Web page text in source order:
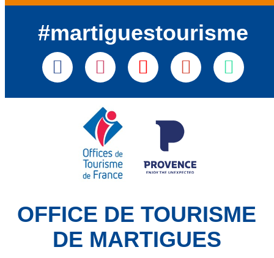
#martiguestourisme
OFFICE DE TOURISME
DE MARTIGUES